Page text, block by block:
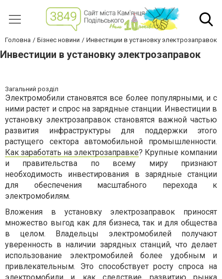
Головна Бізнес новини Инвестиции в установку электрозаправок
Инвестиции в установку электрозаправок
Загальний розділ
Электромобили становятся все более популярными, и с
ними растет и спрос на зарядные станции. Инвестиции в
установку электрозаправок становятся важной частью
развития инфраструктуры для поддержки этого
растущего сектора автомобильной промышленности.
Как заработать на электрозаправке? Крупные компании
и правительства по всему миру признают
необходимость инвестирования в зарядные станции
для обеспечения масштабного перехода к
электромобилям.
Вложения в установку электрозаправок приносят
множество выгод как для бизнеса, так и для общества
в целом. Владельцы электромобилей получают
уверенность в наличии зарядных станций, что делает
использование электромобилей более удобным и
привлекательным. Это способствует росту спроса на